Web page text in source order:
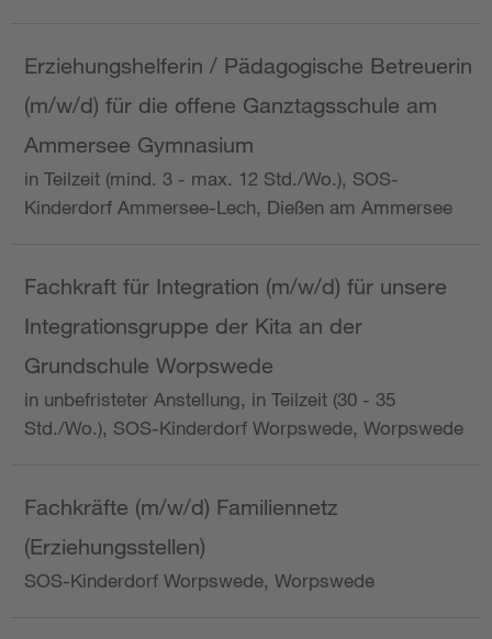
Erziehungshelferin / Pädagogische Betreuerin
(m/w/d) für die offene Ganztagsschule am
Ammersee Gymnasium
in Teilzeit (mind. 3 - max. 12 Std./Wo.), SOS-
Kinderdorf Ammersee-Lech, Dießen am Ammersee
Fachkraft für Integration (m/w/d) für unsere
Integrationsgruppe der Kita an der
Grundschule Worpswede
in unbefristeter Anstellung, in Teilzeit (30 - 35
Std./Wo.), SOS-Kinderdorf Worpswede, Worpswede
Fachkräfte (m/w/d) Familiennetz
(Erziehungsstellen)
SOS-Kinderdorf Worpswede, Worpswede